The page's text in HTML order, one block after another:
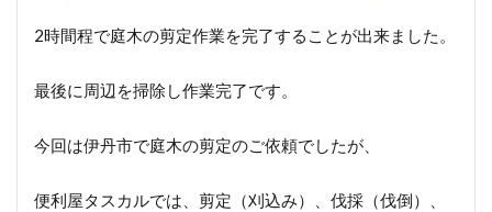
2時間程で庭木の剪定作業を完了することが出来ました。
最後に周辺を掃除し作業完了です。
今回は伊丹市で庭木の剪定のご依頼でしたが、
便利屋タスカルでは、剪定（刈込み）、伐採（伐倒）、